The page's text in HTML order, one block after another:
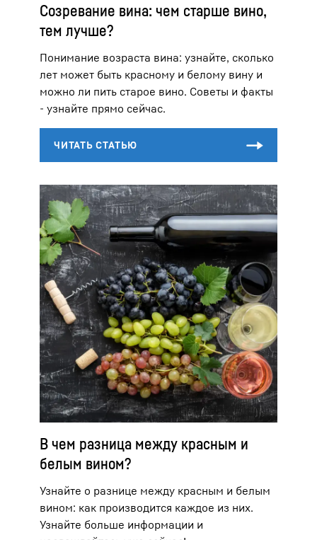
Созревание вина: чем старше вино,
тем лучше?
Понимание возраста вина: узнайте, сколько
лет может быть красному и белому вину и
можно ли пить старое вино. Советы и факты
- узнайте прямо сейчас.
В чем разница между красным и
белым вином?
Узнайте о разнице между красным и белым
вином: как производится каждое из них.
Узнайте больше информации и